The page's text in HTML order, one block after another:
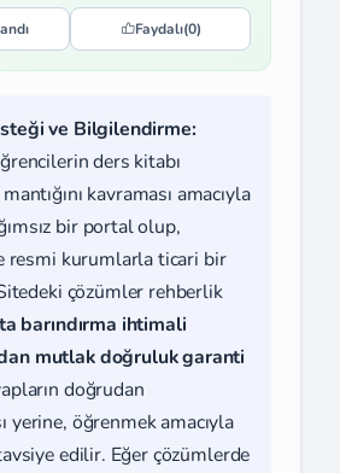
Faydalı(0)
ve Bilgilendirme:
ders kitabı
kavraması amacıyla
bir portal olup,
resmi kurumlarla ticari bir
çözümler rehberlik
barındırma ihtimali
mutlak doğruluk garanti
doğrudan
yerine, öğrenmek amacıyla
edilir. Eğer çözümlerde